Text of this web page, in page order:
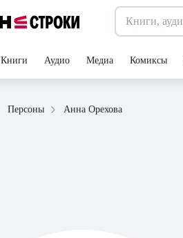
Книги Аудио Медиа Комиксы
Персоны Анна Орехова